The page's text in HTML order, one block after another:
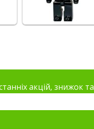
акцій, знижок